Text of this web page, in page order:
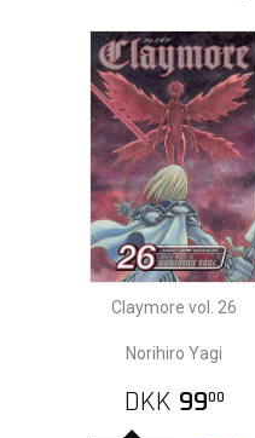
Claymore vol. 26
Norihiro Yagi
DKK 9900